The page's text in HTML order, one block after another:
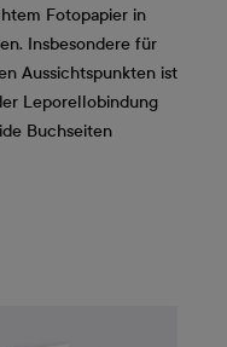
Fotopapier in
Insbesondere für
Aussichtspunkten ist
Leporellobindung
Buchseiten